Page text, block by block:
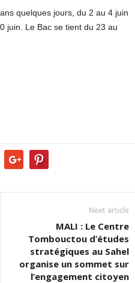
quelques jours, du 2 au 4 juin
juin. Le Bac se tient du 23 au
Next article
MALI : Le Centre
Tombouctou d’études
stratégiques au Sahel
organise un sommet sur
l’engagement citoyen